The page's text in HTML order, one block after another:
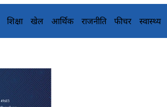
शिक्षा खेल आर्थिक राजनीति फीचर स्वास्थ्य